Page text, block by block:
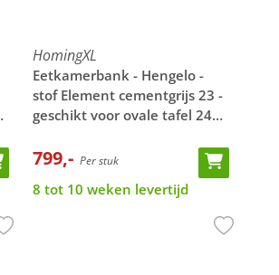
HomingXL
Eetkamerbank - Hengelo -
stof Element cementgrijs 23 -
geschikt voor ovale tafel 240
799,- Per stuk
8 tot 10 weken levertijd